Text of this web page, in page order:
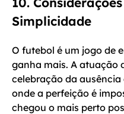
Simplicidade
O futebol é um jogo de
ganha mais. A atuação
celebração da ausência
onde a perfeição é
chegou o mais perto